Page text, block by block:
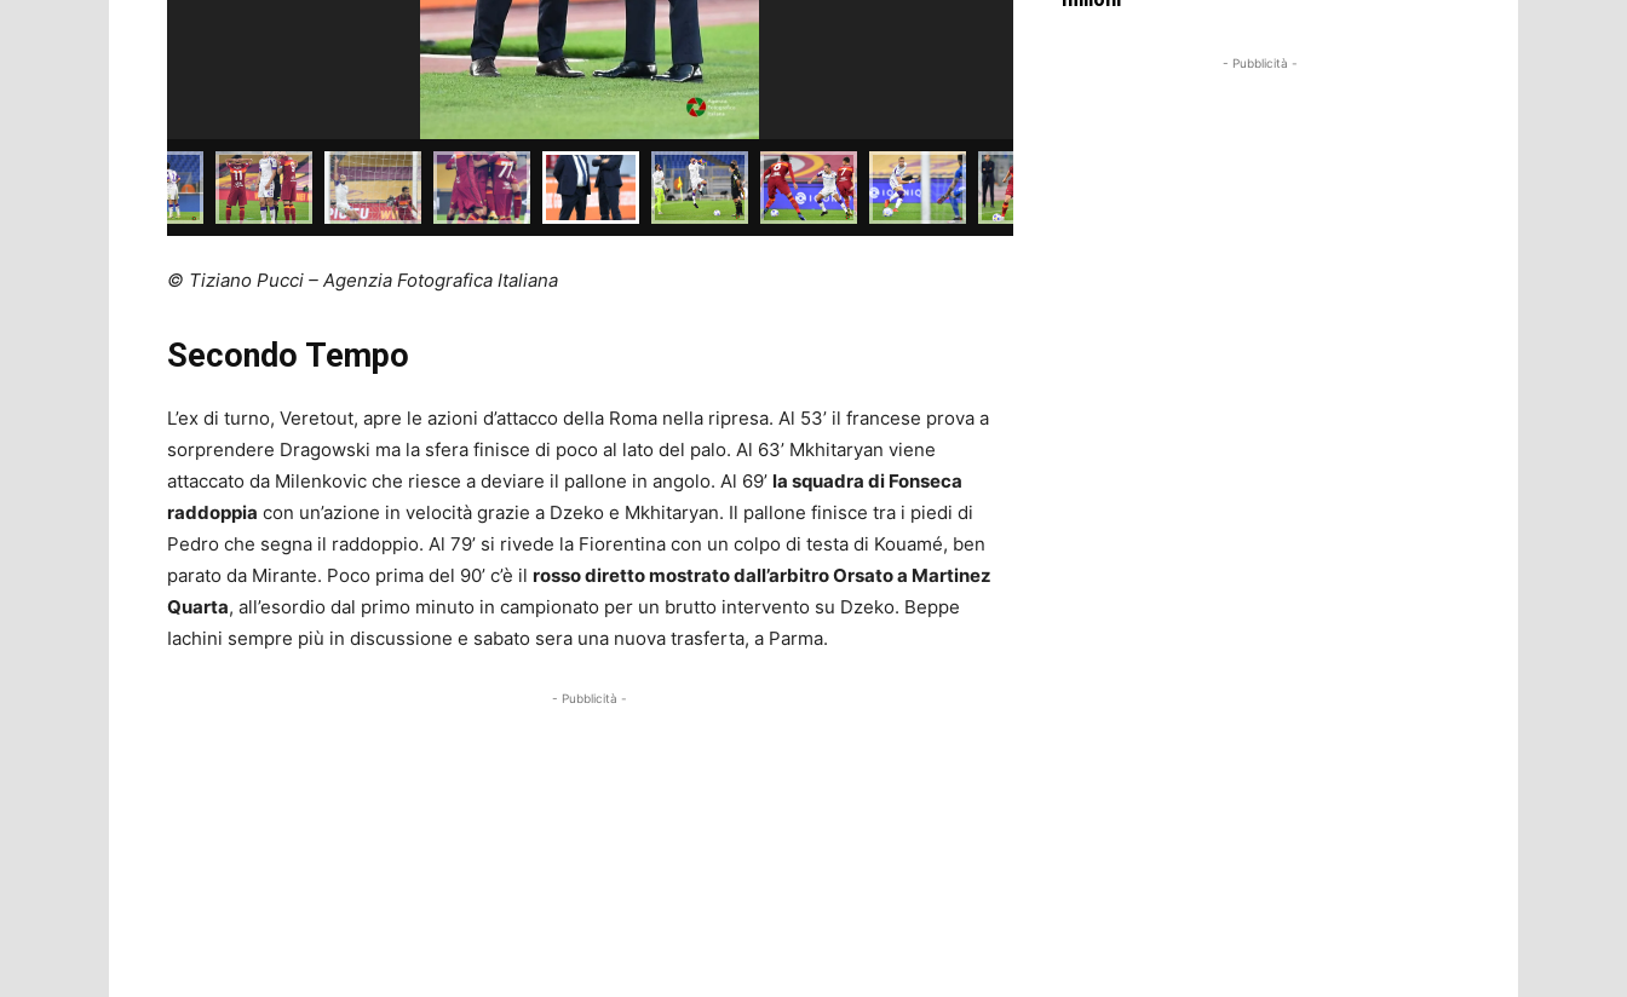
© Tiziano Pucci – Agenzia Fotografica Italiana
Secondo Tempo
L’ex di turno, Veretout, apre le azioni d’attacco della Roma nella ripresa. Al 53’ il francese prova a
sorprendere Dragowski ma la sfera finisce di poco al lato del palo. Al 63’ Mkhitaryan viene
attaccato da Milenkovic che riesce a deviare il pallone in angolo. Al 69’ la squadra di Fonseca
raddoppia con un’azione in velocità grazie a Dzeko e Mkhitaryan. Il pallone finisce tra i piedi di
Pedro che segna il raddoppio. Al 79’ si rivede la Fiorentina con un colpo di testa di Kouamé, ben
parato da Mirante. Poco prima del 90’ c’è il rosso diretto mostrato dall’arbitro Orsato a Martinez
Quarta, all’esordio dal primo minuto in campionato per un brutto intervento su Dzeko. Beppe
Iachini sempre più in discussione e sabato sera una nuova trasferta, a Parma.
- Pubblicità -
- Pubblicità -